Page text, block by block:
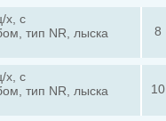
х, с
тип NR, лыска
8
х, с
тип NR, лыска
10